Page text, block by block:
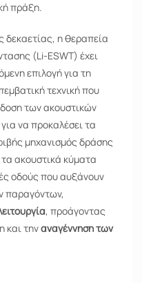
πράξη.
δεκαετίας, η θεραπεία
(Li-ESWT) έχει
επιλογή για τη
τεχνική που
των ακουστικών
να προκαλέσει τα
μηχανισμός δράσης
ακουστικά κύματα
οδούς που αυξάνουν
παραγόντων,
, προάγοντας
και τηναναγέννηση των